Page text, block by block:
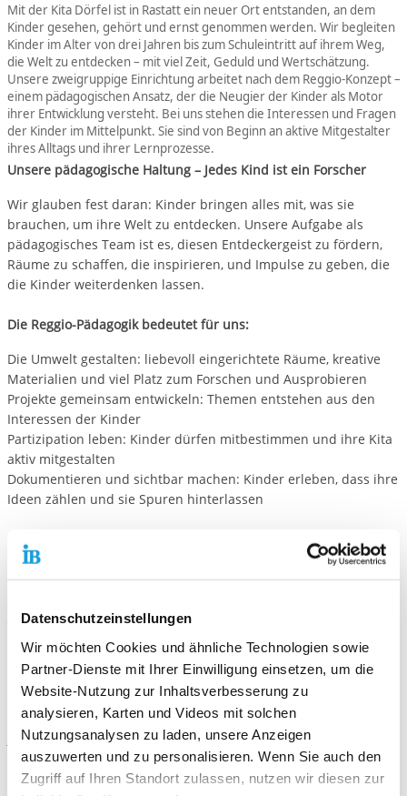
Datenschutzeinstellungen
Wir möchten Cookies und ähnliche Technologien sowie
Partner-Dienste mit Ihrer Einwilligung einsetzen, um die
Website-Nutzung zur Inhaltsverbesserung zu
analysieren, Karten und Videos mit solchen
Nutzungsanalysen zu laden, unsere Anzeigen
auszuwerten und zu personalisieren. Wenn Sie auch den
Zugriff auf Ihren Standort zulassen, nutzen wir diesen zur
Mit der Kita Dörfel ist in Rastatt ein neuer Ort entstanden, an dem
Kinder gesehen, gehört und ernst genommen werden. Wir begleiten
Kinder im Alter von drei Jahren bis zum Schuleintritt auf ihrem Weg,
die Welt zu entdecken – mit viel Zeit, Geduld und Wertschätzung.
Unsere zweigruppige Einrichtung arbeitet nach dem Reggio-Konzept –
einem pädagogischen Ansatz, der die Neugier der Kinder als Motor
ihrer Entwicklung versteht. Bei uns stehen die Interessen und Fragen
der Kinder im Mittelpunkt. Sie sind von Beginn an aktive Mitgestalter
ihres Alltags und ihrer Lernprozesse.
Unsere pädagogische Haltung – Jedes Kind ist ein Forscher
Wir glauben fest daran: Kinder bringen alles mit, was sie
brauchen, um ihre Welt zu entdecken. Unsere Aufgabe als
pädagogisches Team ist es, diesen Entdeckergeist zu fördern,
Räume zu schaffen, die inspirieren, und Impulse zu geben, die
die Kinder weiterdenken lassen.
Die Reggio-Pädagogik bedeutet für uns:
Die Umwelt gestalten: liebevoll eingerichtete Räume, kreative
Materialien und viel Platz zum Forschen und Ausprobieren
Projekte gemeinsam entwickeln: Themen entstehen aus den
Interessen der Kinder
Partizipation leben: Kinder dürfen mitbestimmen und ihre Kita
aktiv mitgestalten
Dokumentieren und sichtbar machen: Kinder erleben, dass ihre
Ideen zählen und sie Spuren hinterlassen
Unsere Betreuungszeit ist montags bis freitags von 7:30 Uhr bis
14:30 Uhr.
Anmeldung
Die Platzvergabe erfolgt über die zentrale Vormerkliste der
Bitte melden Sie Ihr Kind dort frühzeitig an. Weitere
Informationen und die Vormerkliste finden Sie auf der Website
der Stadt Rastatt.
Kita-Platz online vormerken | Rastatt
Unser Team